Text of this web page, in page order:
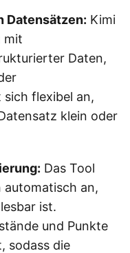
Datensätzen: Kimi
mit
Daten,
sich flexibel an,
klein oder
Das Tool
automatisch an,
ist.
und Punkte
sodass die